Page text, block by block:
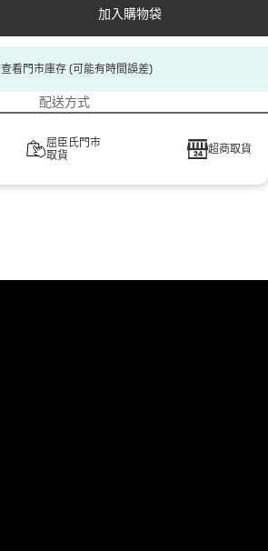
加入購物袋
查看門市庫存 (可能有時間誤差)
配送方式
屈臣氏門市
取貨
超商取貨